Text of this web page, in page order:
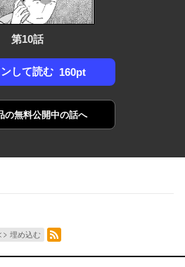
第10話
して読む 160pt
の無料公開中の話へ
埋め込む
RSSフィード